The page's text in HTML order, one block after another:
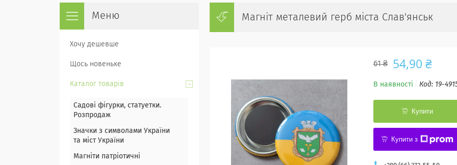
Магніт металевий герб міста Слав'янськ
61 ₴ 54,90 ₴
В наявності Код: 19-
Купити
Купити з
Хочу дешевше
Щось новеньке
Каталог товарів
Садові фігурки, статуетки.
Розпродаж
Значки з символами України
та міст України
Магніти патріотичні